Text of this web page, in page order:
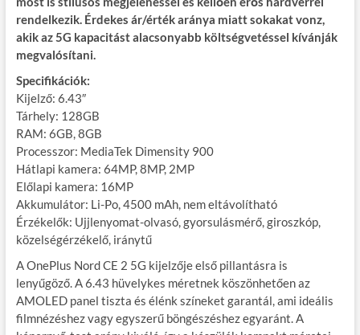
rendelkezik. Érdekes ár/érték aránya miatt sokakat vonz,
akik az 5G kapacitást alacsonyabb költségvetéssel kívánják
megvalósítani.
Specifikációk:
Kijelző: 6.43″
Tárhely: 128GB
RAM: 6GB, 8GB
Processzor: MediaTek Dimensity 900
Hátlapi kamera: 64MP, 8MP, 2MP
Előlapi kamera: 16MP
Akkumulátor: Li-Po, 4500 mAh, nem eltávolítható
Érzékelők: Ujjlenyomat-olvasó, gyorsulásmérő, giroszkóp,
közelségérzékelő, iránytű
A OnePlus Nord CE 2 5G kijelzője első pillantásra is
lenyűgöző. A 6.43 hüvelykes méretnek köszönhetően az
AMOLED panel tiszta és élénk színeket garantál, ami ideális
filmnézéshez vagy egyszerű böngészéshez egyaránt. A